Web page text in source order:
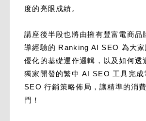
度的亮眼成績。
講座後半段也將由擁有豐富電商品
導經驗的 Ranking AI SEO 為大家
優化的基礎運作邏輯，以及如何透
獨家開發的繁中 AI SEO 工具完成
SEO 行銷策略佈局，讓精準的消
門！